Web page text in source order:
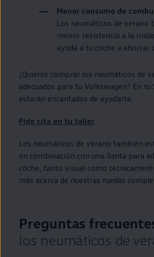
Menor consumo de
Los neumáticos de verano
menor resistencia a la
ayuda a tu coche a ahorrar
¿Quieres comprar los neumáticos de
adecuados para tu Volkswagen? En tu
estarán encantados de ayudarte.
Pide cita en tu taller
Los neumáticos de verano también
en combinación con una llanta para
coche , tanto visual como
más acerca de nuestras ruedas
Preguntas
los neumáticos de